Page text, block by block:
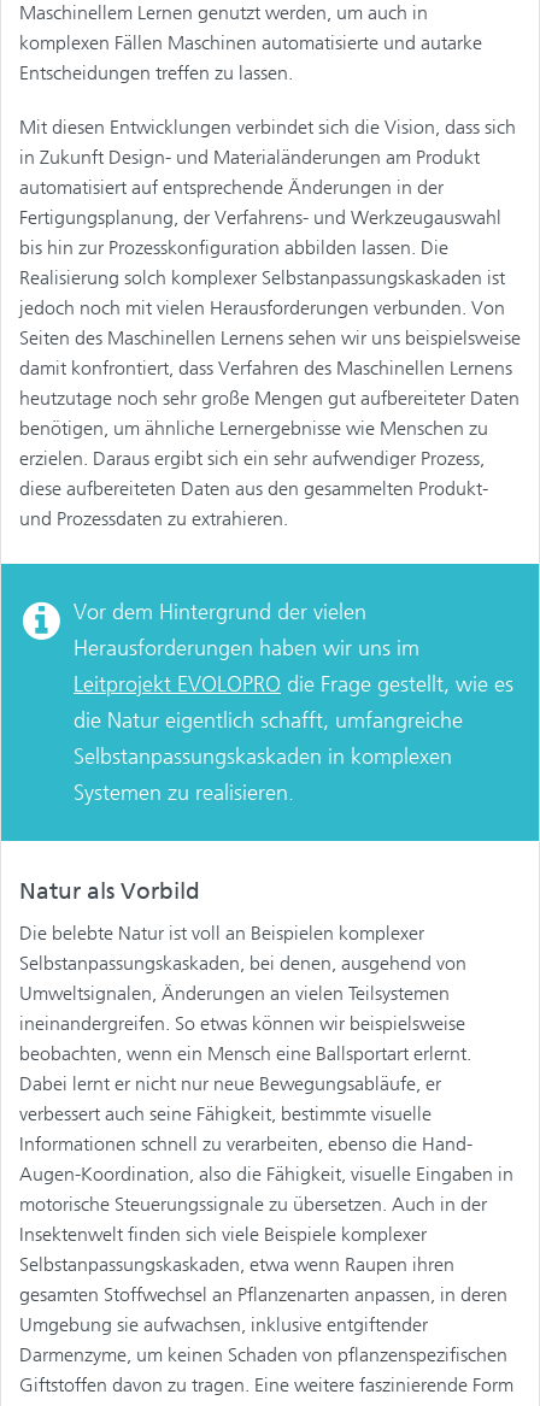
Maschinellem Lernen genutzt werden, um auch in
komplexen Fällen Maschinen automatisierte und autarke
Entscheidungen treffen zu lassen.
Mit diesen Entwicklungen verbindet sich die Vision, dass sich
in Zukunft Design- und Materialänderungen am Produkt
automatisiert auf entsprechende Änderungen in der
Fertigungsplanung, der Verfahrens- und Werkzeugauswahl
bis hin zur Prozesskonfiguration abbilden lassen. Die
Realisierung solch komplexer Selbstanpassungskaskaden ist
jedoch noch mit vielen Herausforderungen verbunden. Von
Seiten des Maschinellen Lernens sehen wir uns beispielsweise
damit konfrontiert, dass Verfahren des Maschinellen Lernens
heutzutage noch sehr große Mengen gut aufbereiteter Daten
benötigen, um ähnliche Lernergebnisse wie Menschen zu
erzielen. Daraus ergibt sich ein sehr aufwendiger Prozess,
diese aufbereiteten Daten aus den gesammelten Produkt-
und Prozessdaten zu extrahieren.
Vor dem Hintergrund der vielen
Herausforderungen haben wir uns im
Leitprojekt EVOLOPRO die Frage gestellt, wie es
die Natur eigentlich schafft, umfangreiche
Selbstanpassungskaskaden in komplexen
Systemen zu realisieren.
Natur als Vorbild
Die belebte Natur ist voll an Beispielen komplexer
Selbstanpassungskaskaden, bei denen, ausgehend von
Umweltsignalen, Änderungen an vielen Teilsystemen
ineinandergreifen. So etwas können wir beispielsweise
beobachten, wenn ein Mensch eine Ballsportart erlernt.
Dabei lernt er nicht nur neue Bewegungsabläufe, er
verbessert auch seine Fähigkeit, bestimmte visuelle
Informationen schnell zu verarbeiten, ebenso die Hand-
Augen-Koordination, also die Fähigkeit, visuelle Eingaben in
motorische Steuerungssignale zu übersetzen. Auch in der
Insektenwelt finden sich viele Beispiele komplexer
Selbstanpassungskaskaden, etwa wenn Raupen ihren
gesamten Stoffwechsel an Pflanzenarten anpassen, in deren
Umgebung sie aufwachsen, inklusive entgiftender
Darmenzyme, um keinen Schaden von pflanzenspezifischen
Giftstoffen davon zu tragen. Eine weitere faszinierende Form